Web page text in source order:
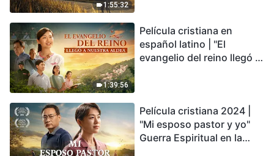
1:55:32
conmovedor
1:39:56
Película cristiana en
español latino | "El
evangelio del reino llegó a
Película cristiana 2024 |
"Mi esposo pastor y yo"
Guerra Espiritual en la